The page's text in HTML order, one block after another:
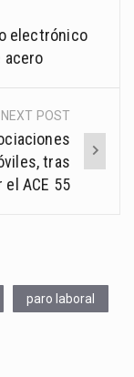
electrónico
acero
NEXT POST
tras
ACE 55
paro laboral